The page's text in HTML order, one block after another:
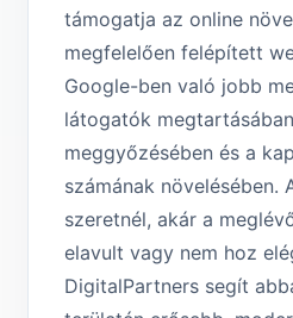
támogatja az online
megfelelően felépített
Google-ben való jobb
látogatók
meggyőzésében és a
számának növelésében.
szeretnél, akár a
elavult vagy nem hoz
DigitalPartners segít